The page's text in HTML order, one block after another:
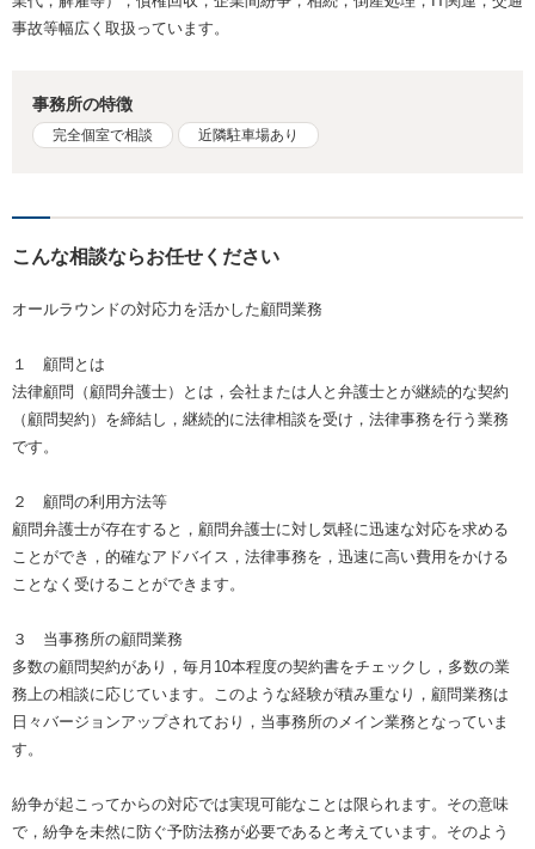
事故等幅広く取扱っています。
事務所の特徴
完全個室で相談 近隣駐車場あり
こんな相談ならお任せください
オールラウンドの対応力を活かした顧問業務
１ 顧問とは
法律顧問（顧問弁護士）とは，会社または人と弁護士とが継続的な契約
（顧問契約）を締結し，継続的に法律相談を受け，法律事務を行う業務
です。
２ 顧問の利用方法等
顧問弁護士が存在すると，顧問弁護士に対し気軽に迅速な対応を求める
ことができ，的確なアドバイス，法律事務を，迅速に高い費用をかける
ことなく受けることができます。
３ 当事務所の顧問業務
多数の顧問契約があり，毎月10本程度の契約書をチェックし，多数の業
務上の相談に応じています。このような経験が積み重なり，顧問業務は
日々バージョンアップされており，当事務所のメイン業務となっていま
す。
紛争が起こってからの対応では実現可能なことは限られます。その意味
で，紛争を未然に防ぐ予防法務が必要であると考えています。そのよう